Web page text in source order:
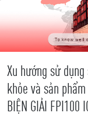
Xu hướng sử
khỏe và sản phẩm
BIỆN GIẢI FPI100